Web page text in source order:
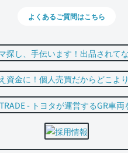
よくあるご質問はこちら